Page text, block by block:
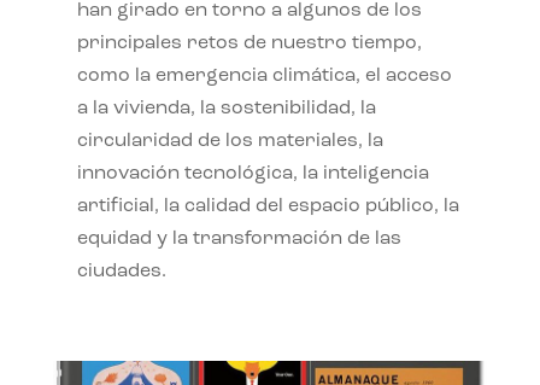
han girado en torno a algunos de los
principales retos de nuestro tiempo,
como la emergencia climática, el acceso
a la vivienda, la sostenibilidad, la
circularidad de los materiales, la
innovación tecnológica, la inteligencia
artificial, la calidad del espacio público, la
equidad y la transformación de las
ciudades.